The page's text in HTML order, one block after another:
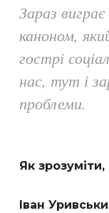
Зараз
каноном,
гострі
нас, тут і
проблеми.
Як
Іван